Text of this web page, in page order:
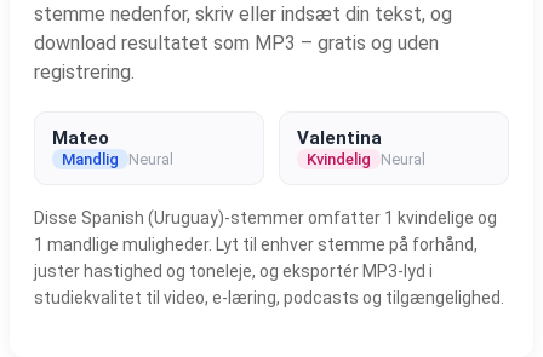
stemme nedenfor, skriv eller indsæt din tekst, og
download resultatet som MP3 – gratis og uden
registrering.
Mateo
Mandlig Neural
Valentina
Kvindelig Neural
Disse Spanish (Uruguay)-stemmer omfatter 1 kvindelige og
1 mandlige muligheder. Lyt til enhver stemme på forhånd,
juster hastighed og toneleje, og eksportér MP3-lyd i
studiekvalitet til video, e-læring, podcasts og tilgængelighed.